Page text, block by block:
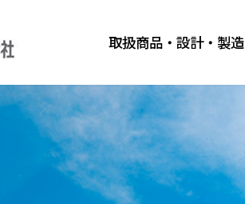
取扱商品・設計・製造